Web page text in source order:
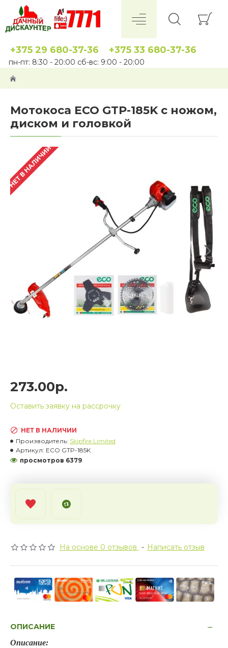
+375 29 680-37-36 +375 33 680-37-36
пн-пт: 8:30 - 20:00 сб-вс: 9:00 - 20:00
Мотокоса ECO GTP-185K с ножом,
диском и головкой
НЕТ В НАЛИЧИИ
НЕТ В НАЛИЧИИ
Производитель: Skipfire Limited
Артикул: ECO GTP-185K
просмотров 6379
На основе 0 отзывов. - Написать отзыв
273.00р.
Оставить заявку на рассрочку
ОПИСАНИЕ
Описание: